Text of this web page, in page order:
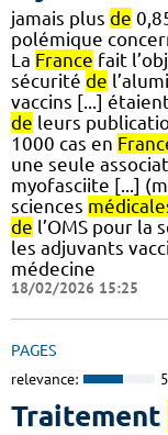
jamais plus de
polémique
La France fait
sécurité de
vaccins [...]
de leurs
1000 cas en
une seule
myofasciite [...]
sciences
de l’OMS pour la
les adjuvants
médecine
18/02/2026 15:25
PAGES
relevance:
Traitement